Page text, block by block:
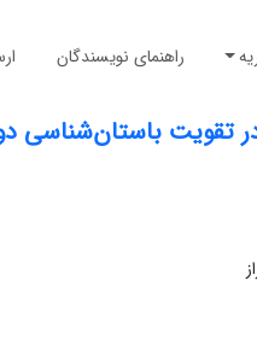
راهنمای نویسندگان
تقویت باستان‌شناسی